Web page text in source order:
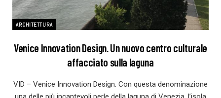
ARCHITETTURA
Venice Innovation Design. Un nuovo centro culturale
affacciato sulla laguna
VID – Venice Innovation Design. Con questa denominazione